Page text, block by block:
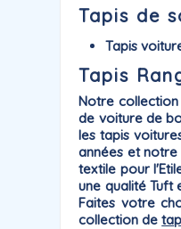
Tapis de
Tapis
Tapis
Notre
de voiture de
les tapis
années et
textile pour
une qualité Tuft
Faites votre
collection de